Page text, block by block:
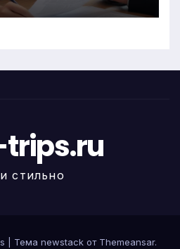
стильно
Тема newstack от Themeansar.